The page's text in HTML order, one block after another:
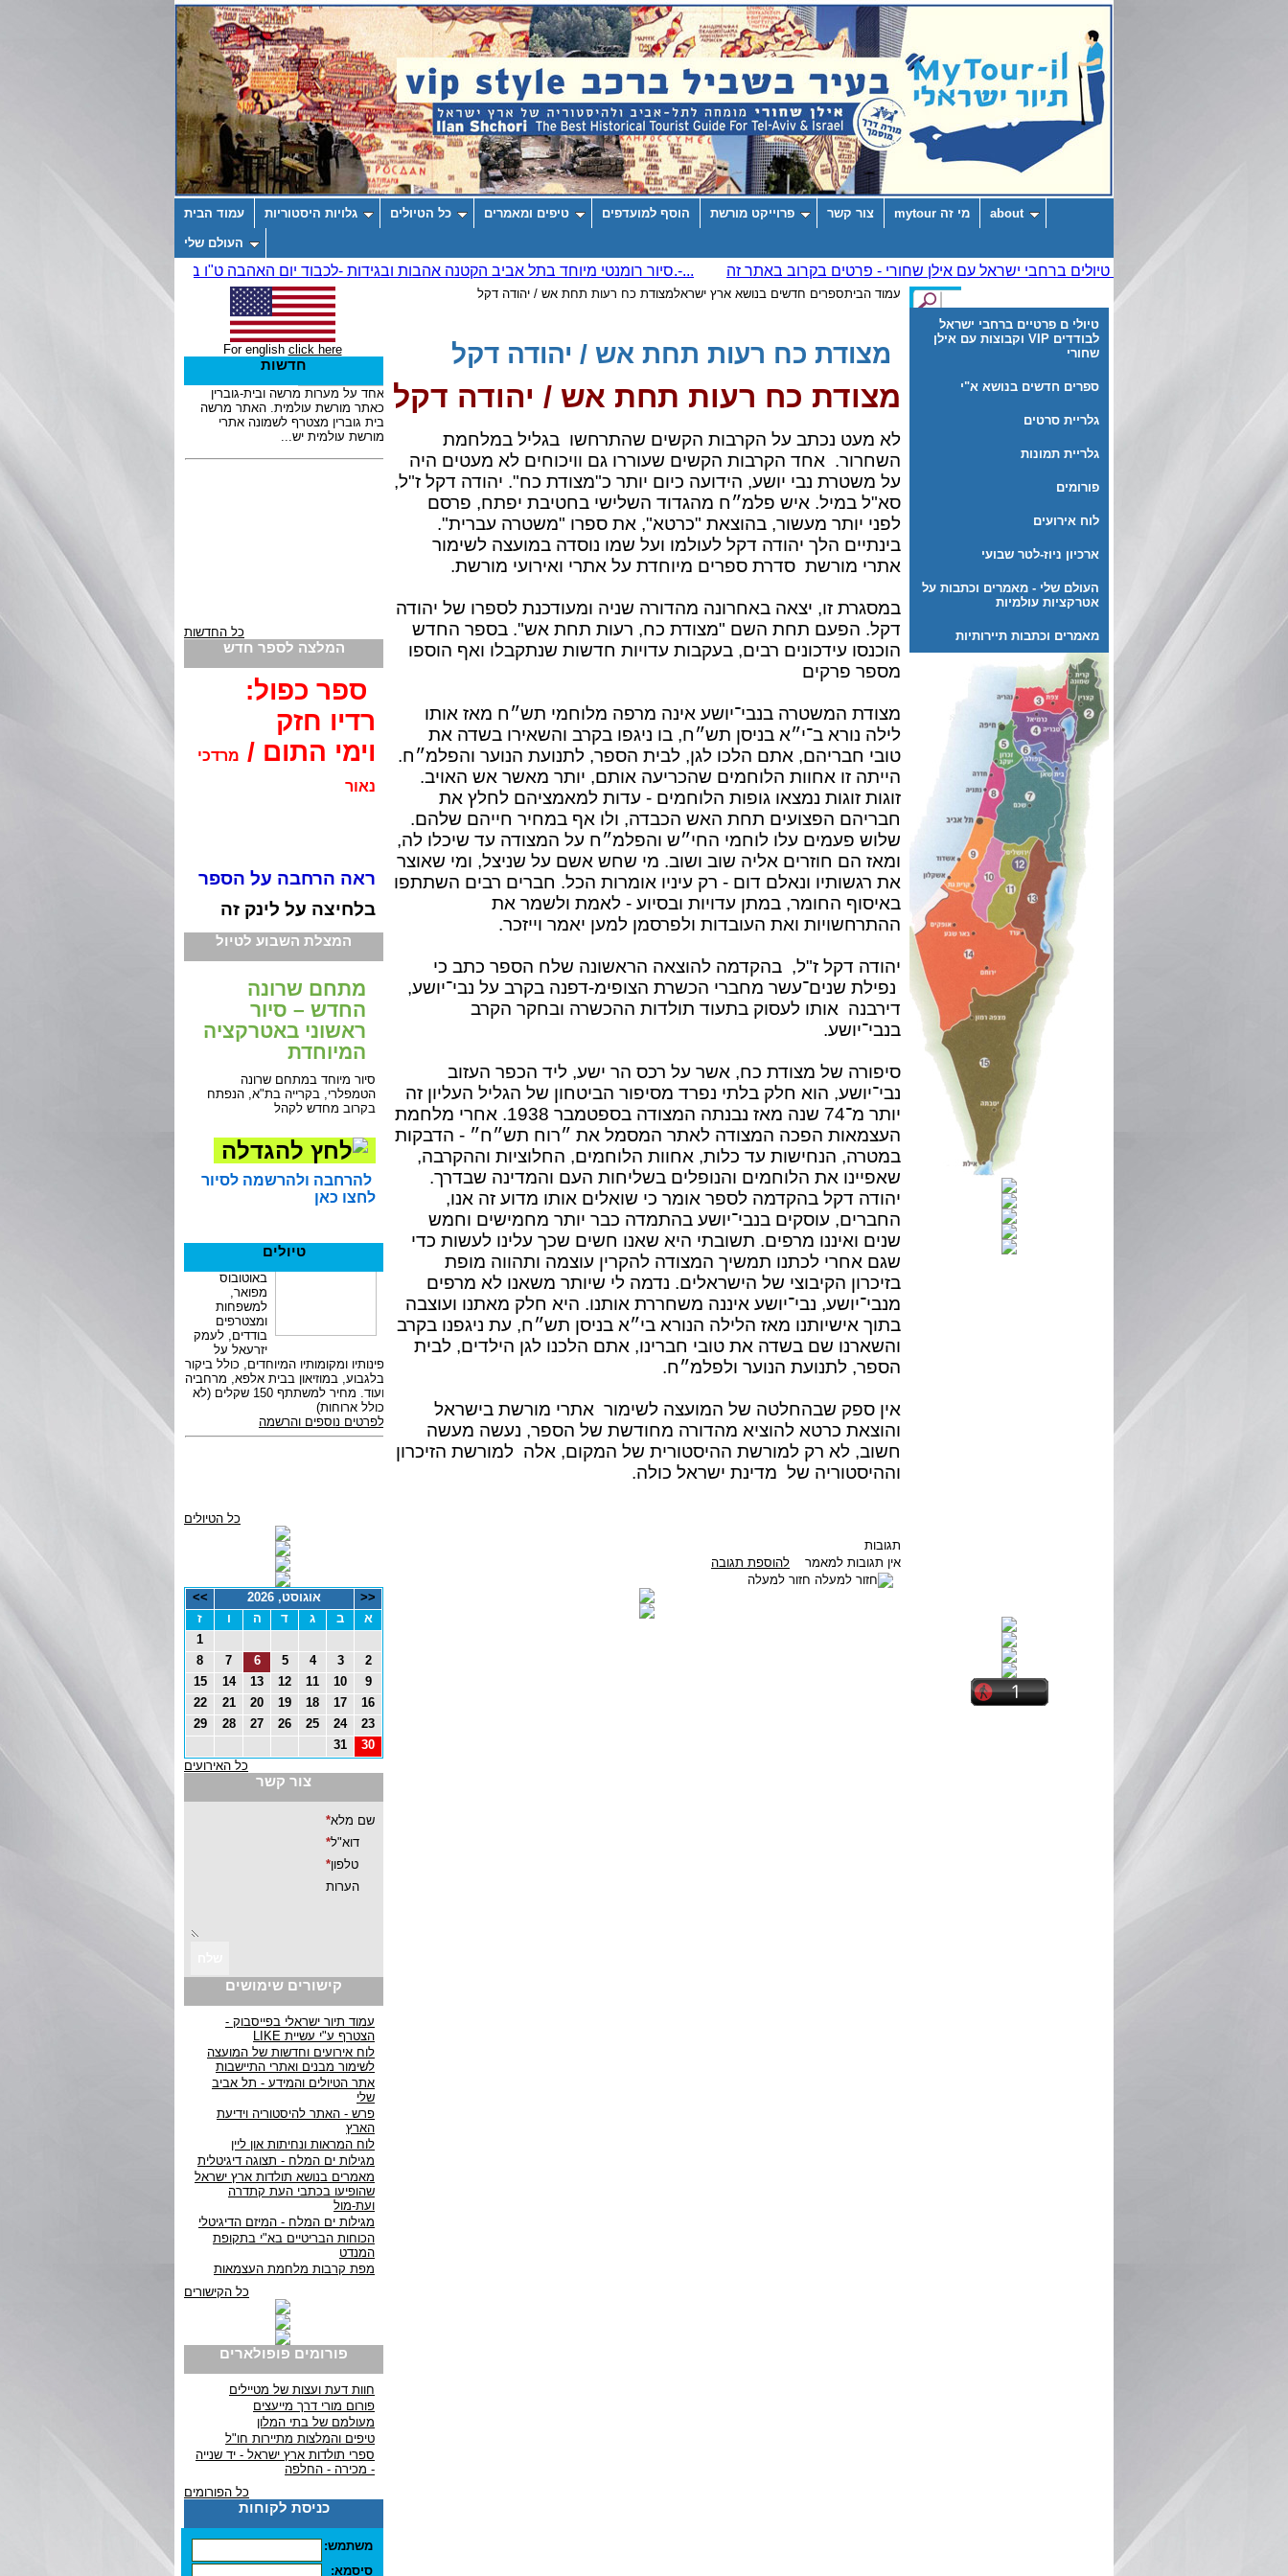
עמוד הבית גלויות היסטוריות כל הטיולים טיפים ומאמרים הוסף למועדפים פרוייקט מורשת צור קשר מי זה mytour about
העולם שלי
טיולי ם פרטיים ברחבי ישראל
לבודדים VIP וקבוצות עם אילן
שחורי
ספרים חדשים בנושא א"י
גלריית סרטים
גלריית תמונות
פורומים
לוח אירועים
ארכיון ניוז-לטר שבועי
העולם שלי - מאמרים וכתבות על
אטרקציות עולמיות
מאמרים וכתבות תיירותיות
עמוד הביתספרים חדשים בנושא ארץ ישראלמצודת כח רעות תחת אש / יהודה דקל
מצודת כח רעות תחת אש / יהודה דקל
מצודת כח רעות תחת אש / יהודה דקל
לא מעט נכתב על הקרבות הקשים שהתרחשו בגליל במלחמת
השחרור. אחד הקרבות הקשים שעוררו גם וויכוחים לא מעטים היה
על משטרת נבי יושע, הידועה כיום יותר כ"מצודת כח". יהודה דקל ז"ל,
סא"ל במיל. איש פלמ״ח מהגדוד השלישי בחטיבת יפתח, פרסם
לפני יותר מעשור, בהוצאת "כרטא", את ספרו "משטרה עברית".
בינתיים הלך יהודה דקל לעולמו ועל שמו נוסדה במועצה לשימור
אתרי מורשת סדרת ספרים מיוחדת על אתרי ואירועי מורשת.
במסגרת זו, יצאה באחרונה מהדורה שניה ומעודכנת לספרו של יהודה
דקל. הפעם תחת השם "מצודת כח, רעות תחת אש". בספר החדש
הוכנסו עידכונים רבים, בעקבות עדויות חדשות שנתקבלו ואף הוספו
מספר פרקים
מצודת המשטרה בנבי־יושע אינה מרפה מלוחמי תש״ח מאז אותו
לילה נורא ב־י״א בניסן תש״ח, בו ניגפו בקרב והשאירו בשדה את
טובי חבריהם, אתם הלכו לגן, לבית הספר, לתנועת הנוער והפלמ״ח.
הייתה זו אחוות הלוחמים שהכריעה אותם, יותר מאשר אש האויב.
זוגות זוגות נמצאו גופות הלוחמים - עדות למאמציהם לחלץ את
חבריהם הפצועים תחת האש הכבדה, ולו אף במחיר חייהם שלהם.
שלוש פעמים עלו לוחמי החי״ש והפלמ״ח על המצודה עד שיכלו לה,
ומאז הם חוזרים אליה שוב ושוב. מי שחש אשם על שניצל, ומי שאוצר
את רגשותיו ונאלם דום - רק עיניו אומרות הכל. חברים רבים השתתפו
באיסוף החומר, במתן עדויות ובסיוע - לאמת ולשמר את
ההתרחשויות ואת העובדות ולפרסמן למען יאמר וייזכר.
יהודה דקל ז"ל, בהקדמה להוצאה הראשונה שלח הספר כתב כי
נפילת שנים־עשר מחברי הכשרת הצופימ-דפנה בקרב על נבי־יושע,
דירבנה אותו לעסוק בתעוד תולדות ההכשרה ובחקר הקרב
בנבי־יושע.
סיפורה של מצודת כח, אשר על רכס הר ישע, ליד הכפר העזוב
נבי־יושע, הוא חלק בלתי נפרד מסיפור הביטחון של הגליל העליון זה
יותר מ־74 שנה מאז נבנתה המצודה בספטמבר 1938. אחרי מלחמת
העצמאות הפכה המצודה לאתר המסמל את ״רוח תש״ח״ - הדבקות
במטרה, הנחישות עד כלות, אחוות הלוחמים, החלוציות וההקרבה,
שאפיינו את הלוחמים והנופלים בשליחות העם והמדינה שבדרך.
יהודה דקל בהקדמה לספר אומר כי שואלים אותו מדוע זה אנו,
החברים, עוסקים בנבי־יושע בהתמדה כבר יותר מחמישים וחמש
שנים ואיננו מרפים. תשובתי היא שאנו חשים שכך עלינו לעשות כדי
שגם אחרי לכתנו תמשיך המצודה להקרין עוצמה ותהווה מופת
בזיכרון הקיבוצי של הישראלים. נדמה לי שיותר משאנו לא מרפים
מנבי־יושע, נבי־יושע איננה משחררת אותנו. היא חלק מאתנו ועוצבה
בתוך אישיותנו מאז הלילה הנורא בי״א בניסן תש״ח, עת ניגפנו בקרב
והשארנו שם בשדה את טובי חברינו, אתם הלכנו לגן הילדים, לבית
הספר, לתנועת הנוער ולפלמ״ח.
אין ספק שבהחלטה של המועצה לשימור אתרי מורשת בישראל
והוצאת כרטא להוציא מהדורה מחודשת של הספר, נעשה מעשה
חשוב, לא רק למורשת ההיסטורית של המקום, אלה למורשת הזיכרון
וההיסטוריה של מדינת ישראל כולה.
תגובות
אין תגובות למאמר להוספת תגובה
חזור למעלה
For english click here
חדשות
כל החדשות
המלצה לספר חדש
ספר כפול:
רדיו חזק
וימי התום / מרדכי
נאור
ראה הרחבה על הספר
בלחיצה על לינק זה
המצלת השבוע לטיול
מתחם שרונה
החדש – סיור
ראשוני באטרקציה
המיוחדת
סיור מיוחד במתחם שרונה
הטמפלרי, בקרייה בת"א, הנפתח
בקרוב מחדש לקהל
להרחבה ולהרשמה לסיור
לחצו כאן
טיולים
כל הטיולים
<< אוגוסט, 2026
>>
א
ב ג ד ה ו
ז
1
2
3
4
5
6
7
8
9
10
11
12
13
14
15
16
17
18
19
20
21
22
23
24
25
26
27
28
29
30
31
כל האירועים
צור קשר
קישורים שימושים
עמוד תיור ישראלי בפייסבוק -
הצטרף ע"י עשיית LIKE
לוח אירועים וחדשות של המועצה
לשימור מבנים ואתרי התיישבות
אתר הטיולים והמידע - תל אביב
שלי
פרש - האתר להיסטוריה וידיעת
הארץ
לוח המראות ונחיתות און ליין
מגילות ים המלח - תצוגה דיגיטלית
מאמרים בנושא תולדות ארץ ישראל
שהופיעו בכתבי העת קתדרה
ועת-מול
מגילות ים המלח - המיזם הדיגיטלי
הכוחות הבריטיים בא"י בתקופת
המנדט
מפת קרבות מלחמת העצמאות
כל הקישורים
פורומים פופולארים
חוות דעת ועצות של מטיילים
פורום מורי דרך מייעצים
מעולמם של בתי המלון
טיפים והמלצות מתיירות חו"ל
ספרי תולדות ארץ ישראל - יד שנייה
- מכירה - החלפה
כל הפורומים
כניסת לקוחות
משתמש:
סיסמא: